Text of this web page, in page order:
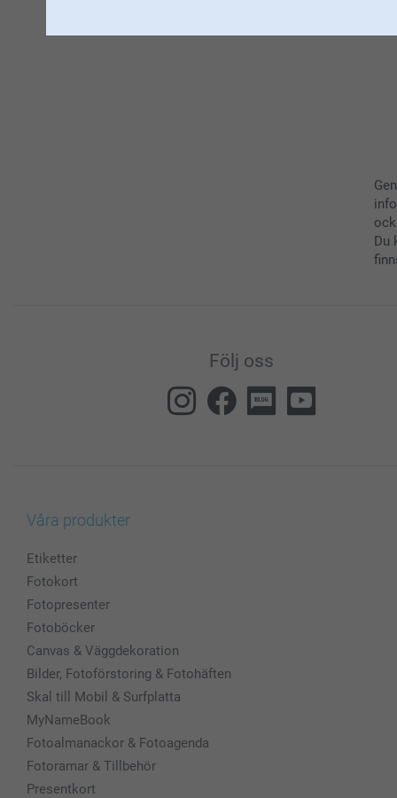
Du
Följ oss
Våra produkter
Etiketter
Fotokort
Fotopresenter
Fotoböcker
Canvas & Väggdekoration
Bilder, Fotoförstoring & Fotohäften
Skal till Mobil & Surfplatta
MyNameBook
Fotoalmanackor & Fotoagenda
Fotoramar & Tillbehör
Presentkort